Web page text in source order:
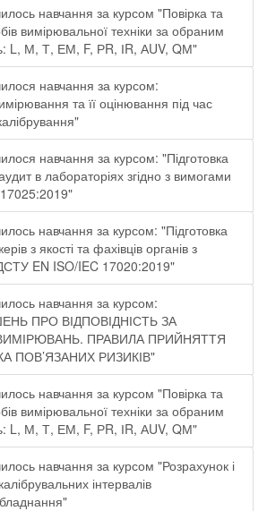
навчання за курсом "Повірка та
вимірювальної техніки за обраним
L, М, Т, ЕМ, F, РR, ІR, АUV, QМ"
навчання за курсом:
та її оцінювання під час
навчання за курсом: "Підготовка
в лабораторіях згідно з вимогами
навчання за курсом: "Підготовка
з якості та фахівців органів з
EN ISO/IEC 17020:2019"
навчання за курсом:
ПРО ВІДПОВІДНІСТЬ ЗА
ПРАВИЛА ПРИЙНЯТТЯ
ПОВ’ЯЗАНИХ РИЗИКІВ"
навчання за курсом "Повірка та
вимірювальної техніки за обраним
L, М, Т, ЕМ, F, РR, ІR, АUV, QМ"
навчання за курсом "Розрахунок і
інтервалів